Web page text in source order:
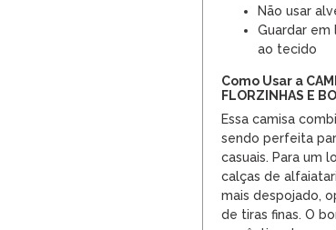
Não usar
Guardar em
ao tecido
Como Usar a
FLORZINHAS E
Essa camisa
sendo perfeita
casuais. Para um
calças de
mais despojado,
de tiras finas. O